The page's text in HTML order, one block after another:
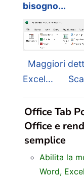
bisogno...
Maggiori
Excel...
Office Tab
Office e
semplice
Abilita la
Word,